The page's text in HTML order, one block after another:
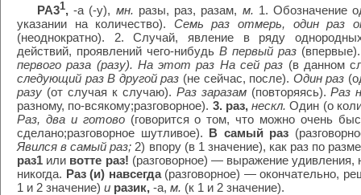
РА31, -а (-у), мн. разы, раз, разам, м. 1. Обозначение
указании на количество). Семь раз отмерь, один раз
(неоднократно). 2. Случай, явление в ряду
действий, проявлений чего-нибудь В первый раз
первого раза (разу). На этот раз На сей раз (в данном
следующий раз В другой раз (не сейчас, после). Один раз
разу (от случая к случаю). Раз заразам(повторяясь).Раз
разному, по-всякому;разговорное). 3. раз, нескл. Один (о
Раз, два и готово (говорится о том, что можно очень
сделано;разговорное шутливое). В самый раз
Явился в самый раз; 2) впору (в 1 значение), как раз по
раз1 или вотте раз! (разговорное) — выражение удивления,
никогда. Раз (и) навсегда(разговорное) — окончательно,
1 и 2 значение) и разик, -а, м. (к 1 и 2 значение).